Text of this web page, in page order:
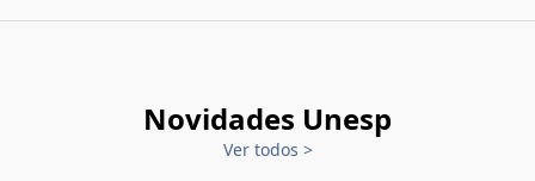
Novidades Unesp
Ver todos >